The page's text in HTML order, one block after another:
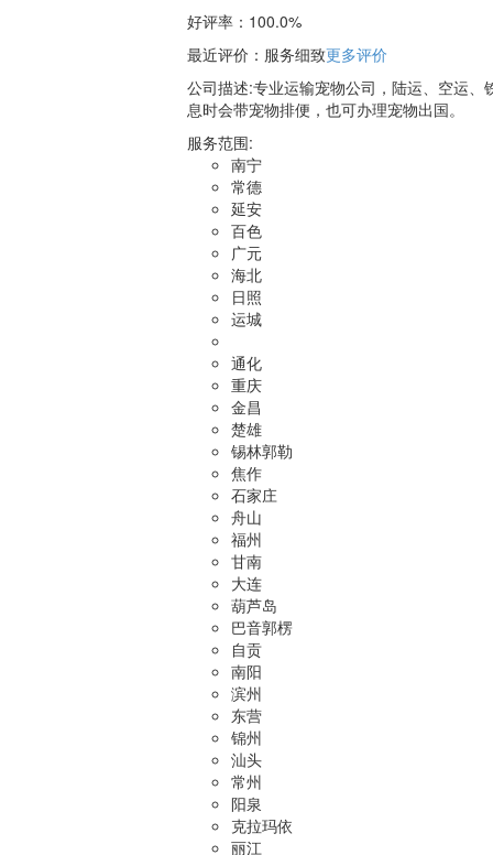
好评率： 100.0%
最近评价 ：服务细致更多评价
公司描述:专业运输宠物公司，陆运、空运
息时会带宠物排便，也可办理宠物出国。
服务范围:
南宁
常德
延安
百色
广元
海北
日照
运城
通化
重庆
金昌
楚雄
锡林郭勒
焦作
石家庄
舟山
福州
甘南
大连
葫芦岛
巴音郭楞
自贡
南阳
滨州
东营
锦州
汕头
常州
阳泉
克拉玛依
丽江